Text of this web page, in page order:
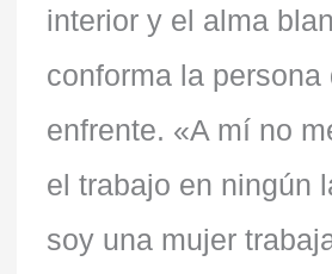
interior y el alma
conforma la persona
enfrente. «A mí no
el trabajo en ningún
soy una mujer